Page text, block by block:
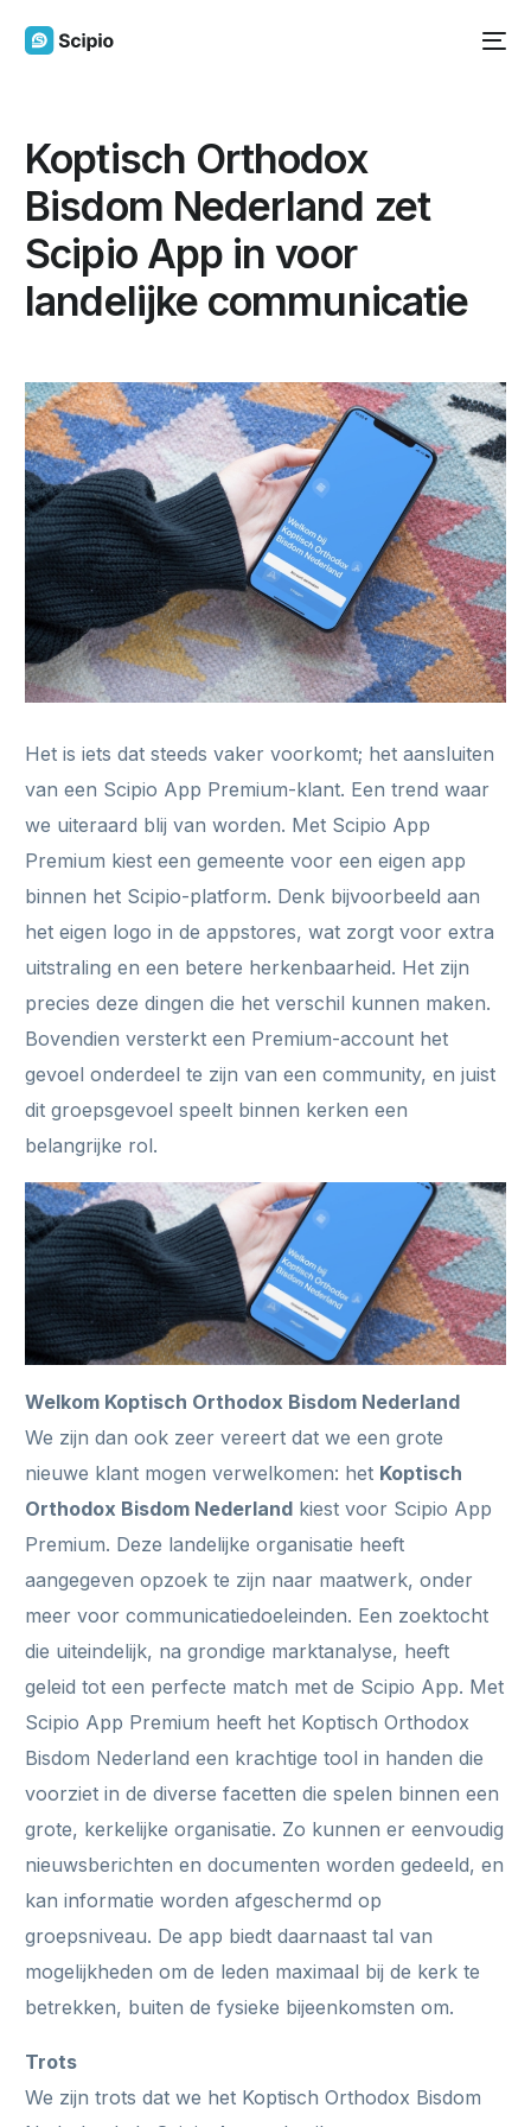
Koptisch Orthodox
Bisdom Nederland zet
Scipio App in voor
landelijke communicatie
Het is iets dat steeds vaker voorkomt; het aansluiten
van een Scipio App Premium-klant. Een trend waar
we uiteraard blij van worden. Met Scipio App
Premium kiest een gemeente voor een eigen app
binnen het Scipio-platform. Denk bijvoorbeeld aan
het eigen logo in de appstores, wat zorgt voor extra
uitstraling en een betere herkenbaarheid. Het zijn
precies deze dingen die het verschil kunnen maken.
Bovendien versterkt een Premium-account het
gevoel onderdeel te zijn van een community, en juist
dit groepsgevoel speelt binnen kerken een
belangrijke rol.
Welkom Koptisch Orthodox Bisdom Nederland
We zijn dan ook zeer vereert dat we een grote
nieuwe klant mogen verwelkomen: het Koptisch
Orthodox Bisdom Nederland kiest voor Scipio App
Premium. Deze landelijke organisatie heeft
aangegeven opzoek te zijn naar maatwerk, onder
meer voor communicatiedoeleinden. Een zoektocht
die uiteindelijk, na grondige marktanalyse, heeft
geleid tot een perfecte match met de Scipio App. Met
Scipio App Premium heeft het Koptisch Orthodox
Bisdom Nederland een krachtige tool in handen die
voorziet in de diverse facetten die spelen binnen een
grote, kerkelijke organisatie. Zo kunnen er eenvoudig
nieuwsberichten en documenten worden gedeeld, en
kan informatie worden afgeschermd op
groepsniveau. De app biedt daarnaast tal van
mogelijkheden om de leden maximaal bij de kerk te
betrekken, buiten de fysieke bijeenkomsten om.
Trots
We zijn trots dat we het Koptisch Orthodox Bisdom